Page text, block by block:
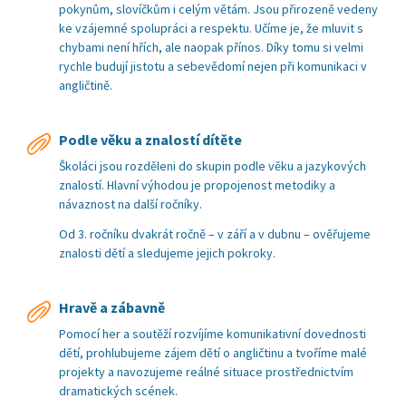
pokynům, slovíčkům i celým větám. Jsou přirozeně vedeny
ke vzájemné spolupráci a respektu. Učíme je, že mluvit s
chybami není hřích, ale naopak přínos. Díky tomu si velmi
rychle budují jistotu a sebevědomí nejen při komunikaci v
angličtině.
Podle věku a znalostí dítěte
Školáci jsou rozděleni do skupin podle věku a jazykových
znalostí. Hlavní výhodou je propojenost metodiky a
návaznost na další ročníky.
Od 3. ročníku dvakrát ročně – v září a v dubnu – ověřujeme
znalosti dětí a sledujeme jejich pokroky.
Hravě a zábavně
Pomocí her a soutěží rozvíjíme komunikativní dovednosti
dětí, prohlubujeme zájem dětí o angličtinu a tvoříme malé
projekty a navozujeme reálné situace prostřednictvím
dramatických scének.